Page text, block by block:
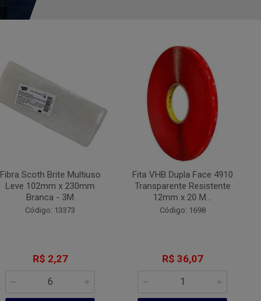
Fibra Scoth Brite Multiuso
Leve 102mm x 230mm
Branca - 3M
Código: 13373
R$ 2,27
Fita VHB Dupla Face 4910
Transparente Resistente
12mm x 20 M...
Código: 1698
R$ 36,07